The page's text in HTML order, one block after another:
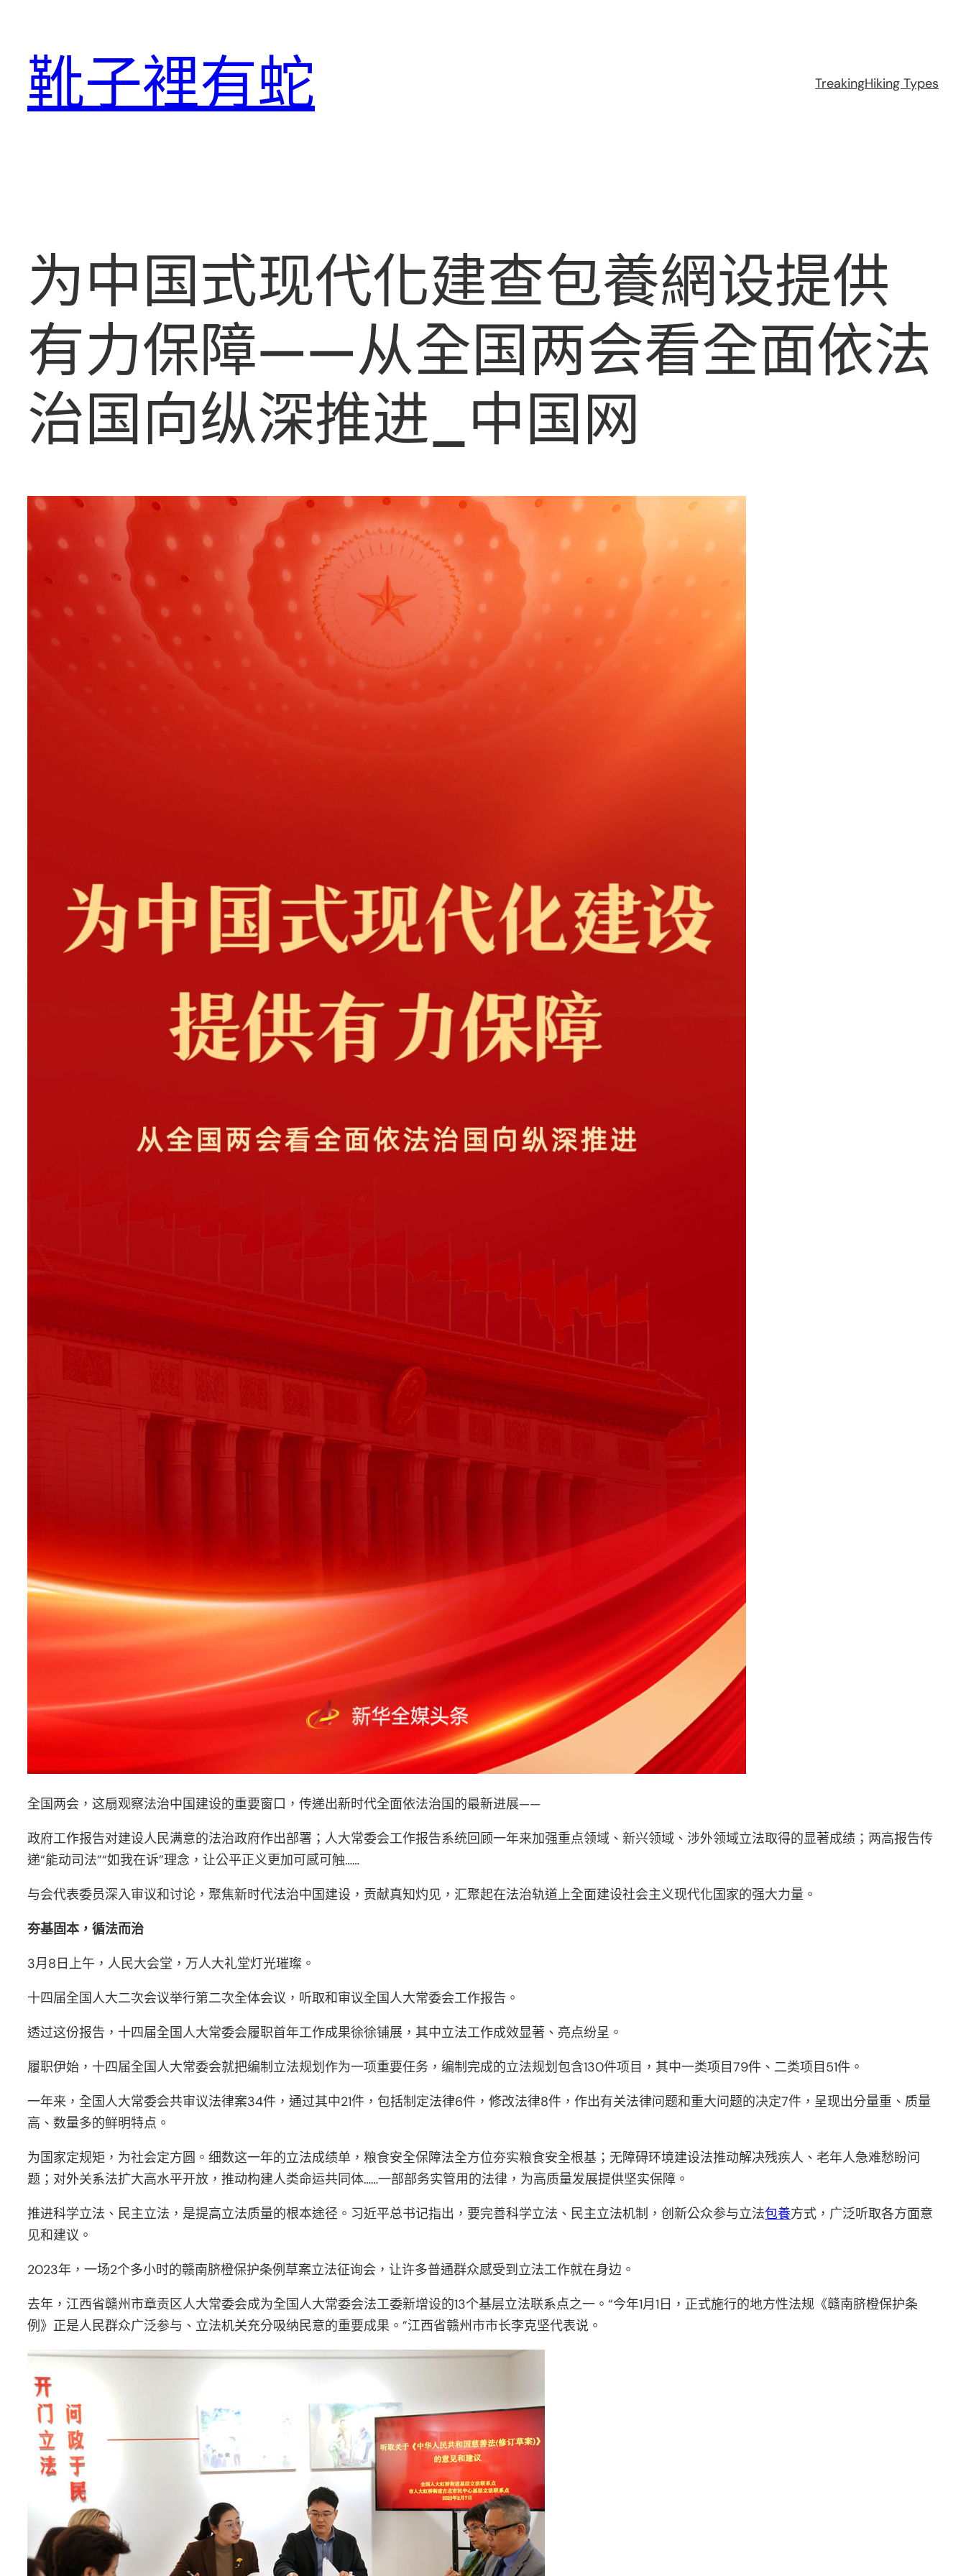
靴子裡有蛇 TreakingHiking Types
为中国式现代化建查包養網设提供
有力保障——从全国两会看全面依法
治国向纵深推进_中国网
全国两会，这扇观察法治中国建设的重要窗口，传递出新时代全面依法治国的最新进展——
政府工作报告对建设人民满意的法治政府作出部署；人大常委会工作报告系统回顾一年来加强重点领域、新兴领域、涉外领域立法取得的显著成绩；两高报告传
递“能动司法”“如我在诉”理念，让公平正义更加可感可触……
与会代表委员深入审议和讨论，聚焦新时代法治中国建设，贡献真知灼见，汇聚起在法治轨道上全面建设社会主义现代化国家的强大力量。
夯基固本，循法而治
3月8日上午，人民大会堂，万人大礼堂灯光璀璨。
十四届全国人大二次会议举行第二次全体会议，听取和审议全国人大常委会工作报告。
透过这份报告，十四届全国人大常委会履职首年工作成果徐徐铺展，其中立法工作成效显著、亮点纷呈。
履职伊始，十四届全国人大常委会就把编制立法规划作为一项重要任务，编制完成的立法规划包含130件项目，其中一类项目79件、二类项目51件。
一年来，全国人大常委会共审议法律案34件，通过其中21件，包括制定法律6件，修改法律8件，作出有关法律问题和重大问题的决定7件，呈现出分量重、质量
高、数量多的鲜明特点。
为国家定规矩，为社会定方圆。细数这一年的立法成绩单，粮食安全保障法全方位夯实粮食安全根基；无障碍环境建设法推动解决残疾人、老年人急难愁盼问
题；对外关系法扩大高水平开放，推动构建人类命运共同体……一部部务实管用的法律，为高质量发展提供坚实保障。
推进科学立法、民主立法，是提高立法质量的根本途径。习近平总书记指出，要完善科学立法、民主立法机制，创新公众参与立法包養方式，广泛听取各方面意
见和建议。
2023年，一场2个多小时的赣南脐橙保护条例草案立法征询会，让许多普通群众感受到立法工作就在身边。
去年，江西省赣州市章贡区人大常委会成为全国人大常委会法工委新增设的13个基层立法联系点之一。“今年1月1日，正式施行的地方性法规《赣南脐橙保护条
例》正是人民群众广泛参与、立法机关充分吸纳民意的重要成果。”江西省赣州市市长李克坚代表说。